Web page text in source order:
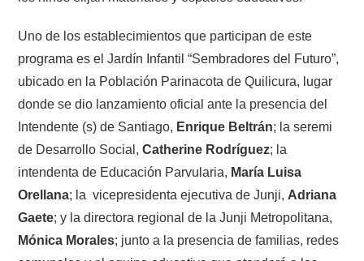
Uno de los establecimientos que participan de este
programa es el Jardín Infantil “Sembradores del Futuro”,
ubicado en la Población Parinacota de Quilicura, lugar
donde se dio lanzamiento oficial ante la presencia del
Intendente (s) de Santiago, Enrique Beltrán; la seremi
de Desarrollo Social,Catherine Rodríguez; la
intendenta de Educación Parvularia, María Luisa
Orellana; la vicepresidenta ejecutiva de Junji,Adriana
Gaete; y la directora regional de la Junji Metropolitana,
Mónica Morales; junto a la presencia de familias, redes